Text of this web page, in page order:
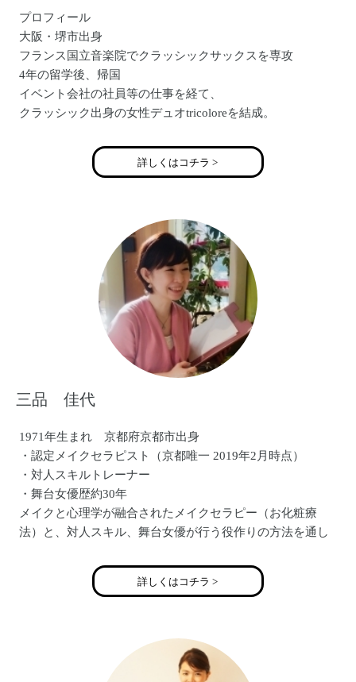
プロフィール
大阪・堺市出身
フランス国立音楽院でクラッシックサックスを専攻
4年の留学後、帰国
イベント会社の社員等の仕事を経て、
クラッシック出身の女性デュオtricoloreを結成。
公式HP:http://tricolore-net.jp/
詳しくはコチラ >
三品 佳代
1971年生まれ 京都府京都市出身
・認定メイクセラピスト（京都唯一 2019年2月時点）
・対人スキルトレーナー
・舞台女優歴約30年
メイクと心理学が融合されたメイクセラピー（お化粧療
法）と、対人スキル、舞台女優が行う役作りの方法を通し
「あなたが主役の人生の脚本を描く！」というオリジナル
のメソッドをお届けしています。
詳しくはコチラ >